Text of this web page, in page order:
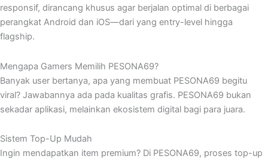
responsif, dirancang khusus agar berjalan optimal di berbagai
perangkat Android dan iOS—dari yang entry-level hingga
flagship.
Mengapa Gamers Memilih PESONA69?
Banyak user bertanya, apa yang membuat PESONA69 begitu
viral? Jawabannya ada pada kualitas grafis. PESONA69 bukan
sekadar aplikasi, melainkan ekosistem digital bagi para juara.
Sistem Top-Up Mudah
Ingin mendapatkan item premium? Di PESONA69, proses top-up